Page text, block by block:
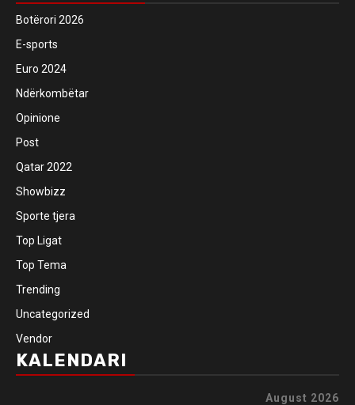
Botërori 2026
E-sports
Euro 2024
Ndërkombëtar
Opinione
Post
Qatar 2022
Showbizz
Sporte tjera
Top Ligat
Top Tema
Trending
Uncategorized
Vendor
KALENDARI
August 2026